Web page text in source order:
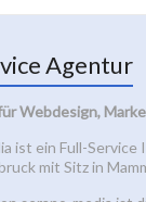
Agentur
Webdesign,
ist ein Full-
mit Sitz in